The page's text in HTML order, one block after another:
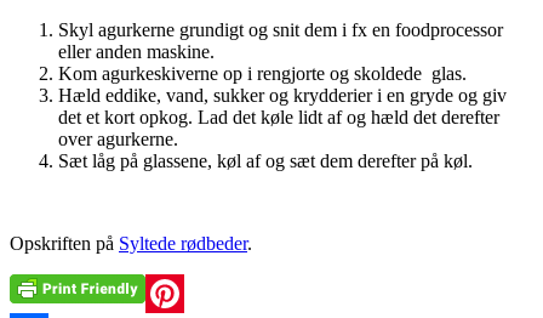
Skyl agurkerne grundigt og snit dem i fx en foodprocessor
eller anden maskine.
Kom agurkeskiverne op i rengjorte og skoldede glas.
Hæld eddike, vand, sukker og krydderier i en gryde og giv
det et kort opkog. Lad det køle lidt af og hæld det derefter
over agurkerne.
Sæt låg på glassene, køl af og sæt dem derefter på køl.
Opskriften på Syltede rødbeder.